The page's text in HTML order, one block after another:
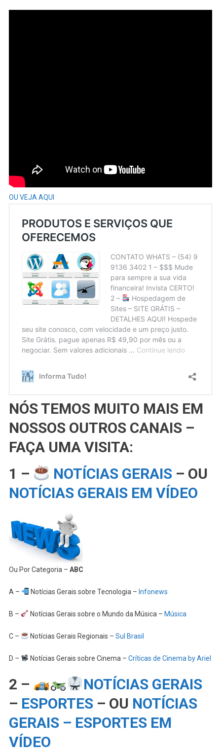
OU VEJA AQUI
NÓS TEMOS MUITO MAIS EM
NOSSOS OUTROS CANAIS –
FAÇA UMA VISITA:
1 –
NOTÍCIAS GERAIS – OU
NOTÍCIAS GERAIS EM VÍDEO
Ou Por Categoria – ABC
A – Notícias Gerais sobre Tecnologia – Infonews
B – Notícias Gerais sobre o Mundo da Música – Música
C – Notícias Gerais Regionais – Sul Brasil
D – Notícias Gerais sobre Cinema – Críticas de Cinema by Ariel
2 –
NOTÍCIAS GERAIS
– ESPORTES– OU NOTÍCIAS
GERAIS – ESPORTES EM
VÍDEO